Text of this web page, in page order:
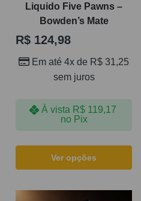
Liquido Five Pawns –
Bowden’s Mate
R$ 124,98
Em até 4x de R$ 31,25
sem juros
À vista R$119,17
no Pix
Ver opções